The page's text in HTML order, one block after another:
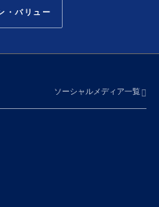
・バリュー
ソーシャルメディア一覧